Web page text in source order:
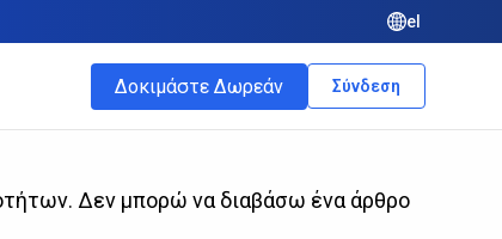
el
Δοκιμάστε Δωρεάν Σύνδεση
Δεν μπορώ να διαβάσω ένα άρθρο